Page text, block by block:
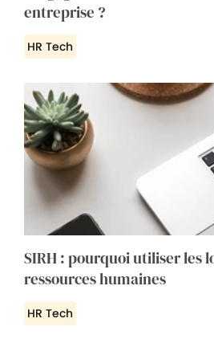
entreprise ?
HR Tech
SIRH : pourquoi utiliser les
ressources humaines
HR Tech